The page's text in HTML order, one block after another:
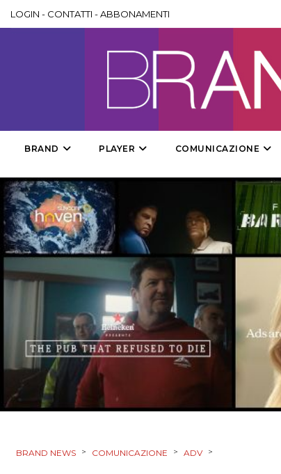
LOGIN - CONTATTI -ABBONAMENTI
BRAND PLAYER COMUNICAZIONE
BRAND NEWS > COMUNICAZIONE > ADV >